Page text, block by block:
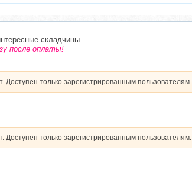
складчины
после оплаты!
Доступен только зарегистрированным пользователям.
Доступен только зарегистрированным пользователям.